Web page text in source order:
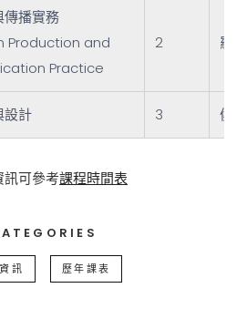
傳播實務
Production and
Practice
2 羅
設計 3 侯
訊可參考課程時間表
訊 歷年課表